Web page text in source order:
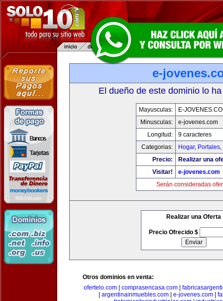
e-
El dueño de este dominio lo
Mayusculas:
E-
Minusculas:
e-jovenes.com
Longitud:
9 caracteres
Categorias:
Hogar, Portales,
Precio:
Realizar una
Visitar!
e-jovenes.com
Serán consideradas
Realizar una Oferta
Precio Ofrecido $
Otros dominios en venta:
ofertelo.com| comprasencasa.com|
argentinainmuebles.com| e-jovenes.com|